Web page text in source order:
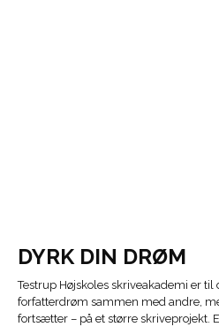
DYRK DIN DRØM
Testrup Højskoles skriveakademi er
forfatterdrøm sammen med andre,
fortsætter – på et større skriveprojekt.